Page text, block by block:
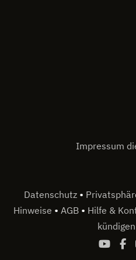
Impressum
Datenschutz •
Hinweise • AGB • Hilfe &
kündigen